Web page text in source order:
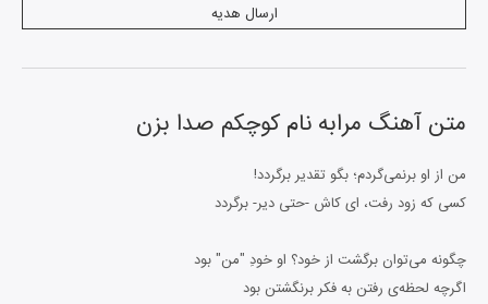
ارسال هدیه
متن آهنگ مرابه نام کوچکم صدا بزن
من از او برنمی‌گردم؛ بگو تقدیر برگردد!
کسی که زود رفت، ای کاش -حتی دیر- برگردد
چگونه می‌توان برگشت از خود؟ او خودِ "من" بود
اگرچه لحظه‌ی رفتن به فکر برنگشتن بود